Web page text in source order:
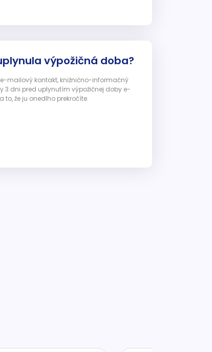
výpožičná doba?
mailový kontakt, knižnično-informačný
3 dni pred uplynutím výpožičnej doby e-
že ju onedlho prekročíte.